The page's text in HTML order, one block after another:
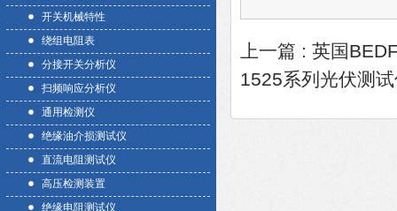
开关机械特性
绕组电阻表
分接开关分析仪
扫频响应分析仪
通用检测仪
绝缘油介损测试仪
直流电阻测试仪
高压检测装置
绝缘电阻测试仪
上一篇 : 英国
1525系列光伏测